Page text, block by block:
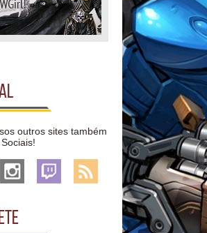
outros sites também